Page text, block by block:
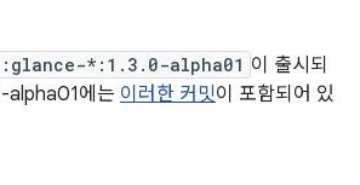
*:1.3.0-alpha01 이 출시되
alpha01에는 이러한 커밋이 포함되어 있